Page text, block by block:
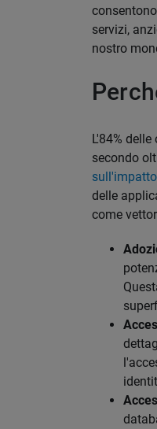
servizi,
nostro
L'84%
secondo
delle
come